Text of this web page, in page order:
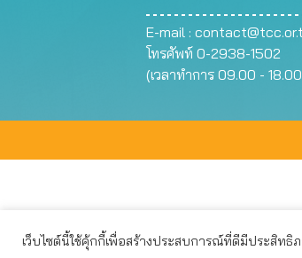
E-mail :
โทรศัพท์ 0-2938-1502
(เวลาทำการ 09.00 -
เว็บไซต์นี้ใช้คุ้กกี้เพื่อสร้างประสบการณ์ที่ดีมีประสิทธิ
เว็บไซต์นี้ใช้คุกกี้เพื่อมอบประสบการณ์การ